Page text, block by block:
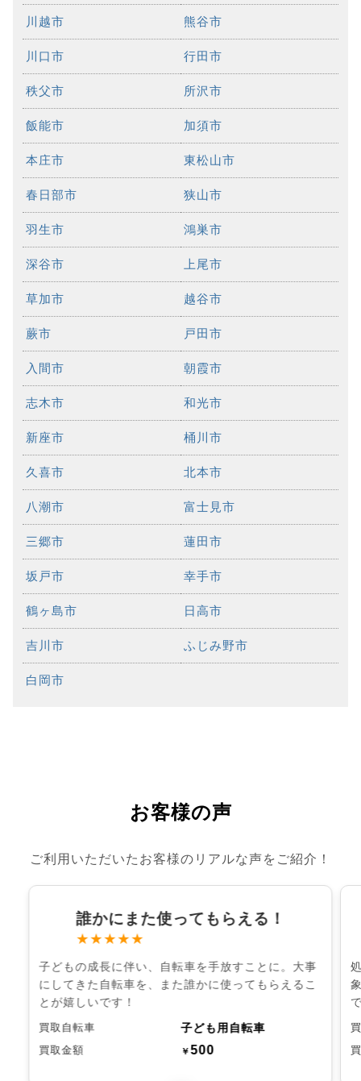
川越市 熊谷市
川口市 行田市
秩父市 所沢市
飯能市 加須市
本庄市 東松山市
春日部市 狭山市
羽生市 鴻巣市
深谷市 上尾市
草加市 越谷市
蕨市 戸田市
入間市 朝霞市
志木市 和光市
新座市 桶川市
久喜市 北本市
八潮市 富士見市
三郷市 蓮田市
坂戸市 幸手市
鶴ヶ島市 日高市
吉川市 ふじみ野市
白岡市
お客様の声
ご利用いただいたお客様のリアルな声をご紹介！
誰かにまた使ってもらえる！
★★★★★
子どもの成長に伴い、自転車を手放すことに。大事
にしてきた自転車を、また誰かに使ってもらえるこ
とが嬉しいです！
買取自転車 子ども用自転車
買取金額 ￥500